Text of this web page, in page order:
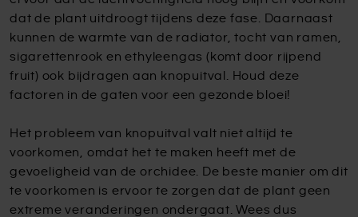
dat de plant uitdroogt tijdens deze fase. Daarnaast
kunnen de warmte van de radiator, tocht van ramen,
sigarettenrook en ethyleengas (komt door rijpend
fruit) ook bijdragen aan knopuitval. Houd deze
factoren in de gaten voor een gezonde bloei!
Het probleem van knopuitval valt niet altijd te
voorkomen, omdat het te maken heeft met de
gevoeligheid van de orchidee. De beste manier om dit
te voorkomen is ervoor te zorgen dat de plant geen
extreme veranderingen ondergaat. Wees dus